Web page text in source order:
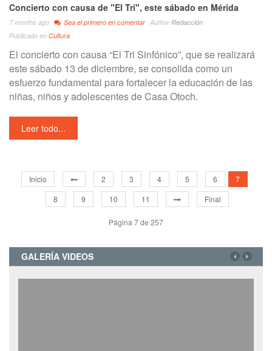
Concierto con causa de "El Tri", este sábado en Mérida
7 months ago Sea el primero en comentar Author Redacción
Publicado en Cultura
El concierto con causa “El Tri Sinfónico”, que se realizará
este sábado 13 de diciembre, se consolida como un
esfuerzo fundamental para fortalecer la educación de las
niñas, niños y adolescentes de Casa Otoch.
Leer todo...
Inicio 2 3 4 5 6
7
8
9 10 11 Final
Página 7 de 257
GALERÍA VIDEOS